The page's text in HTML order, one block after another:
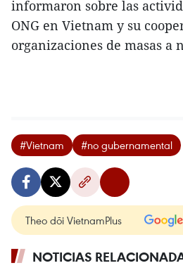
informaron sobre las
ONG en Vietnam y su
organizaciones de masas a
#Vietnam #no gubernamental
Theo dõi VietnamPlus
NOTICIAS